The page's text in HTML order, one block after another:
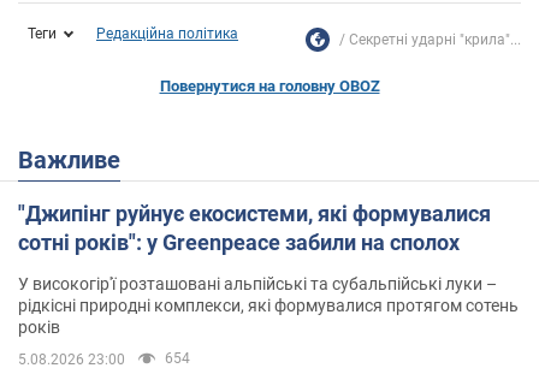
Теги Редакційна політика Секретні ударні "крила"...
Повернутися на головну OBOZ
Важливе
"Джипінг руйнує екосистеми, які формувалися
сотні років": у Greenpeace забили на сполох
У високогір'ї розташовані альпійські та субальпійські луки –
рідкісні природні комплекси, які формувалися протягом сотень
років
5.08.2026 23:00 654